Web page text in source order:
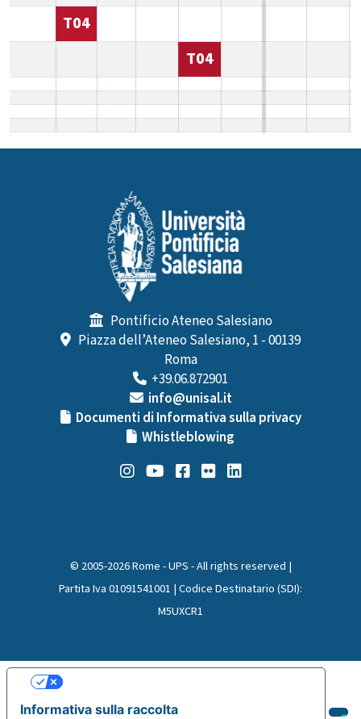
T04
T04
Pontificio Ateneo Salesiano
Piazza dell’Ateneo Salesiano, 1 - 00139
Roma
+39.06.872901
info@unisal.it
Documenti di Informativa sulla privacy
Whistleblowing
© 2005-2026 Rome - UPS - All rights reserved |
Partita Iva 01091541001 | Codice Destinatario (SDI):
M5UXCR1
Informativa sulla raccolta
Le tue preferenze relative alla privacy